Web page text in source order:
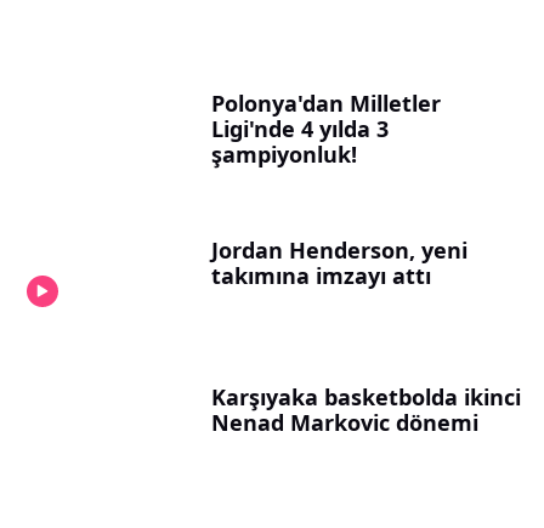
Polonya'dan Milletler
Ligi'nde 4 yılda 3
şampiyonluk!
Jordan Henderson, yeni
takımına imzayı attı
Karşıyaka basketbolda ikinci
Nenad Markovic dönemi